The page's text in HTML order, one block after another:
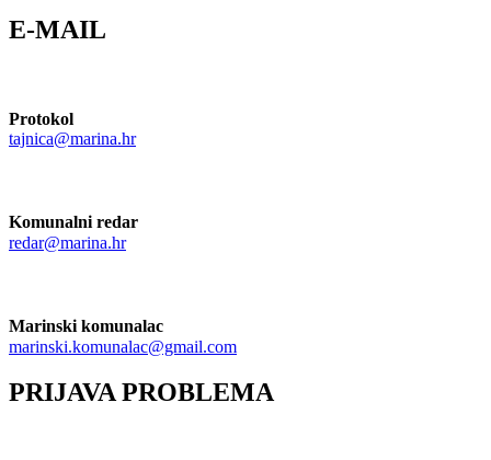
E-MAIL
Protokol
tajnica@marina.hr
Komunalni redar
redar@marina.hr
Marinski komunalac
marinski.komunalac@gmail.com
PRIJAVA PROBLEMA